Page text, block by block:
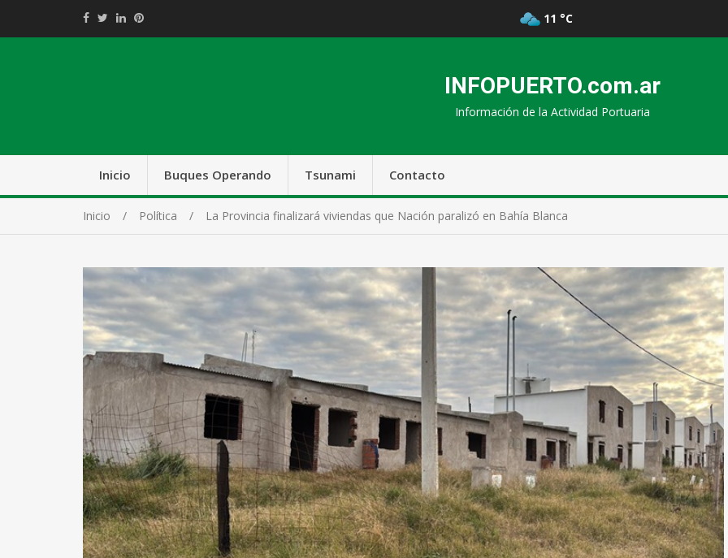
11 °C
INFOPUERTO.com.ar
Información de la Actividad Portuaria
Inicio Buques Operando Tsunami Contacto
Inicio Política La Provincia finalizará viviendas que Nación paralizó en Bahía Blanca